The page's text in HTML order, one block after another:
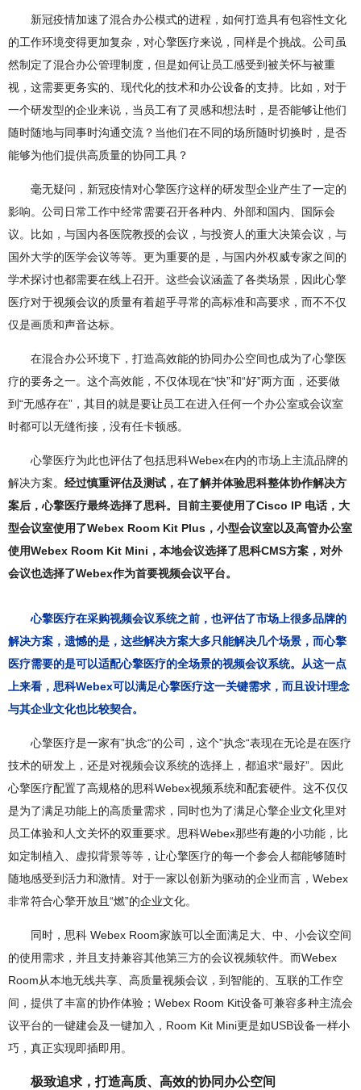
新冠疫情加速了混合办公模式的进程，如何打造具有包容性文化
的工作环境变得更加复杂，对心擎医疗来说，同样是个挑战。公司虽
然制定了混合办公管理制度，但是如何让员工感受到被关怀与被重
视，这需要更务实的、现代化的技术和办公设备的支持。比如，对于
一个研发型的企业来说，当员工有了灵感和想法时，是否能够让他们
随时随地与同事时沟通交流？当他们在不同的场所随时切换时，是否
能够为他们提供高质量的协同工具？
毫无疑问，新冠疫情对心擎医疗这样的研发型企业产生了一定的
影响。公司日常工作中经常需要召开各种内、外部和国内、国际会
议。比如，与国内各医院教授的会议，与投资人的重大决策会议，与
国外大学的医学会议等等。更为重要的是，与国内外权威专家之间的
学术探讨也都需要在线上召开。这些会议涵盖了各类场景，因此心擎
医疗对于视频会议的质量有着超乎寻常的高标准和高要求，而不不仅
仅是画质和声音达标。
在混合办公环境下，打造高效能的协同办公空间也成为了心擎医
疗的要务之一。这个高效能，不仅体现在“快”和“好”两方面，还要做
到“无感存在”，其目的就是要让员工在进入任何一个办公室或会议室
时都可以无缝衔接，没有任卡顿感。
心擎医疗为此也评估了包括思科Webex在内的市场上主流品牌的
解决方案。 经过慎重评估及测试，在了解并体验思科整体协作解决方
案后，心擎医疗最终选择了思科。目前主要使用了Cisco IP 电话，大
型会议室使用了Webex Room Kit Plus，小型会议室以及高管办公室
使用Webex Room Kit Mini，本地会议选择了思科CMS方案，对外
会议也选择了Webex作为首要视频会议平台。
心擎医疗在采购视频会议系统之前，也评估了市场上很多品牌的
解决方案，遗憾的是，这些解决方案大多只能解决几个场景，而心擎
医疗需要的是可以适配心擎医疗的全场景的视频会议系统。从这一点
上来看，思科Webex可以满足心擎医疗这一关键需求，而且设计理念
与其企业文化也比较契合。
心擎医疗是一家有”执念“的公司，这个”执念“表现在无论是在医疗
技术的研发上，还是对视频会议系统的选择上，都追求“最好”。因此
心擎医疗配置了高规格的思科Webex视频系统和配套硬件。这不仅仅
是为了满足功能上的高质量需求，同时也为了满足心擎企业文化里对
员工体验和人文关怀的双重要求。思科Webex那些有趣的小功能，比
如定制植入、虚拟背景等等，让心擎医疗的每一个参会人都能够随时
随地感受到活力和激情。对于一家以创新为驱动的企业而言，Webex
非常符合心擎开放且“燃”的企业文化。
同时，思科 Webex Room家族可以全面满足大、中、小会议空间
的使用需求，并且支持兼容其他第三方的会议视频软件。而Webex
Room从本地无线共享、高质量视频会议，到智能的、互联的工作空
间，提供了丰富的协作体验；Webex Room Kit设备可兼容多种主流会
议平台的一键建会及一键加入，Room Kit Mini更是如USB设备一样小
巧，真正实现即插即用。
极致追求，打造高质、高效的协同办公空间